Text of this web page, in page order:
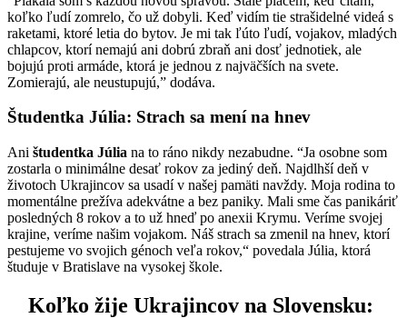
koľko ľudí zomrelo, čo už dobyli. Keď vidím tie strašidelné videá s
raketami, ktoré letia do bytov. Je mi tak ľúto ľudí, vojakov, mladých
chlapcov, ktorí nemajú ani dobrú zbraň ani dosť jednotiek, ale
bojujú proti armáde, ktorá je jednou z najväčších na svete.
Zomierajú, ale neustupujú,” dodáva.
Študentka Júlia: Strach sa mení na hnev
Ani študentka Júlia na to ráno nikdy nezabudne. “Ja osobne som
zostarla o minimálne desať rokov za jediný deň. Najdlhší deň v
životoch Ukrajincov sa usadí v našej pamäti navždy. Moja rodina to
momentálne prežíva adekvátne a bez paniky. Mali sme čas panikáriť
posledných 8 rokov a to už hneď po anexii Krymu. Veríme svojej
krajine, veríme našim vojakom. Náš strach sa zmenil na hnev, ktorí
pestujeme vo svojich génoch veľa rokov,“ povedala Júlia, ktorá
študuje v Bratislave na vysokej škole.
Koľko žije Ukrajincov na Slovensku: